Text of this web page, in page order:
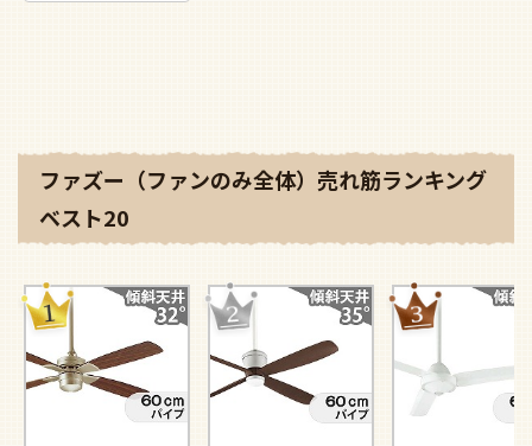
ファズー（ファンのみ全体）売れ筋ランキング
ベスト20